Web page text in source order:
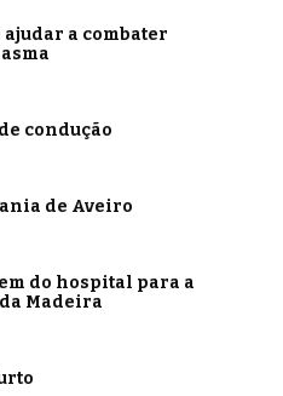
ajudar a combater
condução
de Aveiro
do hospital para a
Madeira